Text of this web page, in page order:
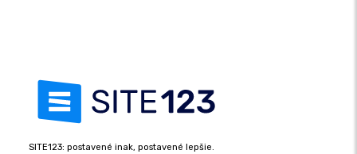
SITE123: postavené inak, postavené lepšie.